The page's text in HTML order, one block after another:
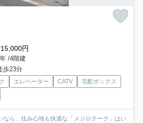
円
/4階建
歩23分
エレベーター CATV
宅配ボックス
なら、住み心地も快適な「メジロテーク」はい